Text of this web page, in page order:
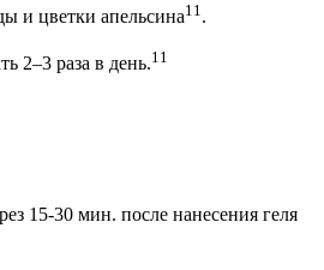
и цветки апельсина11.
2–3 раза в день.11
15-30 мин. после нанесения геля